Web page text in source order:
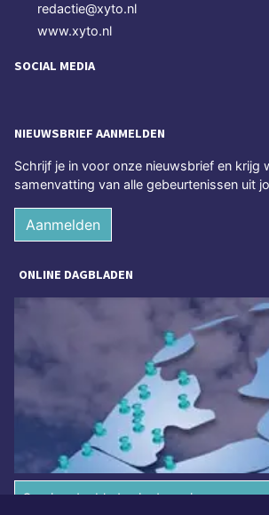
redactie@xyto.nl
www.xyto.nl
SOCIAL MEDIA
NIEUWSBRIEF AANMELDEN
Schrijf je in voor onze nieuwsbrief en krijg
samenvatting van alle gebeurtenissen uit
Aanmelden
ONLINE DAGBLADEN
Overige dagbladen in de regio